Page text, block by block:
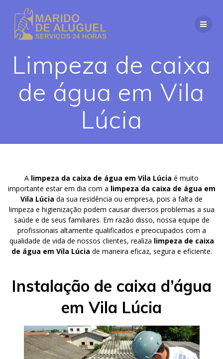
Limpeza de caixa
de água em Vila
Lúcia
A limpeza da caixa de água em Vila Lúcia é muito
importante estar em dia com a limpeza da caixa de água em
Vila Lúcia da sua residência ou empresa, pois a falta de
limpeza e higienização podem causar diversos problemas a sua
saúde e de seus familiares. Em razão disso, nossa equipe de
profissionais altamente qualificados e preocupados com a
qualidade de vida de nossos clientes, realiza limpeza de caixa
de água em Vila Lúcia de maneira eficaz, segura e eficiente.
Instalação de caixa d’água
em Vila Lúcia